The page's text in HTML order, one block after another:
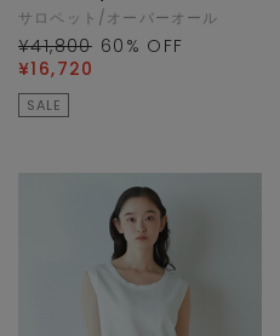
サロペット/オーバーオール
¥41,800 60 % OFF
¥16,720
SALE